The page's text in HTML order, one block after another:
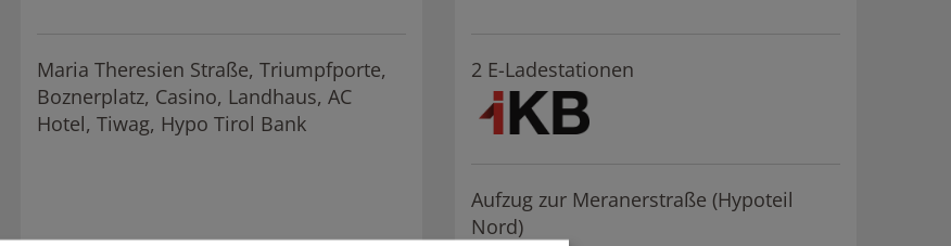
Maria Theresien Straße, Triumpfporte,
Boznerplatz, Casino, Landhaus, AC
Hotel, Tiwag, Hypo Tirol Bank
2 E-Ladestationen
Aufzug zur Meranerstraße (Hypoteil
Nord)